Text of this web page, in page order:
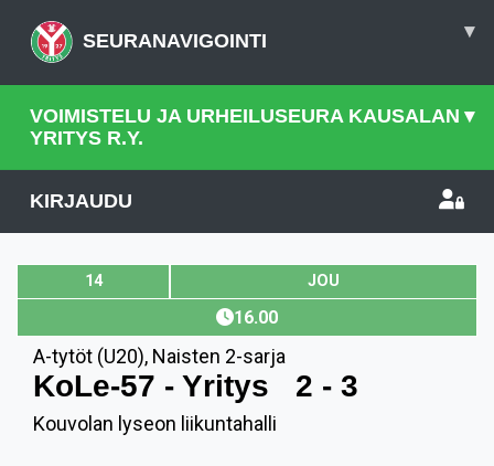
SEURANAVIGOINTI ▾
VOIMISTELU JA URHEILUSEURA KAUSALAN
YRITYS R.Y.
▾
KIRJAUDU
14 JOU
16.00
A-tytöt (U20), Naisten 2-sarja
KoLe-57 - Yritys 2 - 3
Kouvolan lyseon liikuntahalli